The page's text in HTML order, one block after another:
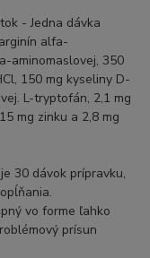
- Jedna dávka
alfa-
aminomaslovej, 350
150 mg kyseliny D-
L-tryptofán, 2,1 mg
mg zinku a 2,8 mg
30 dávok prípravku,
vo forme ľahko
prísun